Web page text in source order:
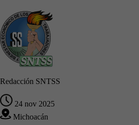
Redacción SNTSS
24 nov 2025
Michoacán